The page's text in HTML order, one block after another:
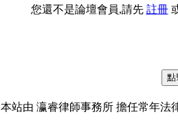
您還不是論壇會員,請先 註冊
本站由 瀛睿律師事務所 擔任常年法